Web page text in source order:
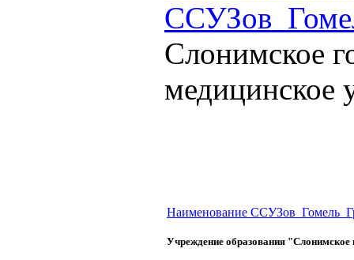
Слонимское
медицинское
Наименование
Учреждение образования "Слонимское